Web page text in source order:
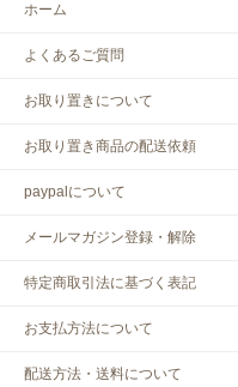
ホーム
よくあるご質問
お取り置きについて
お取り置き商品の配送依頼
paypalについて
メールマガジン登録・解除
特定商取引法に基づく表記
お支払方法について
配送方法・送料について